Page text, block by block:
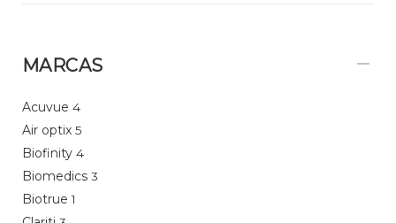
MARCAS
Acuvue 4
Air optix 5
Biofinity 4
Biomedics 3
Biotrue 1